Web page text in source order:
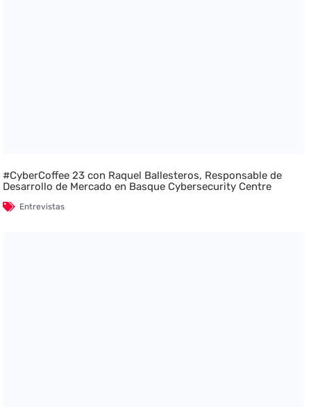
#CyberCoffee 23 con Raquel Ballesteros, Responsable de
Desarrollo de Mercado en Basque Cybersecurity Centre
Entrevistas